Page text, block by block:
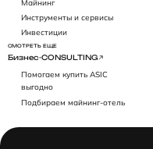
Майнинг
Инструменты и сервисы
Инвестиции
СМОТРЕТЬ ЕЩЕ
Бизнес-CONSULTING
Помогаем купить ASIC
выгодно
Подбираем майнинг-отель